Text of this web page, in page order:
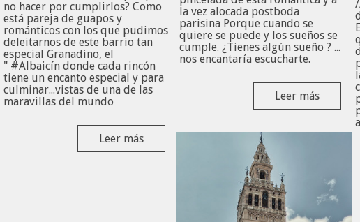
no hacer por cumplirlos? Como
está pareja de guapos y
románticos con los que pudimos
deleitarnos de este barrio tan
especial Granadino, el
" #Albaicín donde cada rincón
tiene un encanto especial y para
culminar...vistas de una de las
maravillas del mundo
Leer más
la vez alocada postboda
parisina Porque cuando se
quiere se puede y los sueños se
cumple. ¿Tienes algún sueño ? ...
nos encantaría escucharte.
Leer más